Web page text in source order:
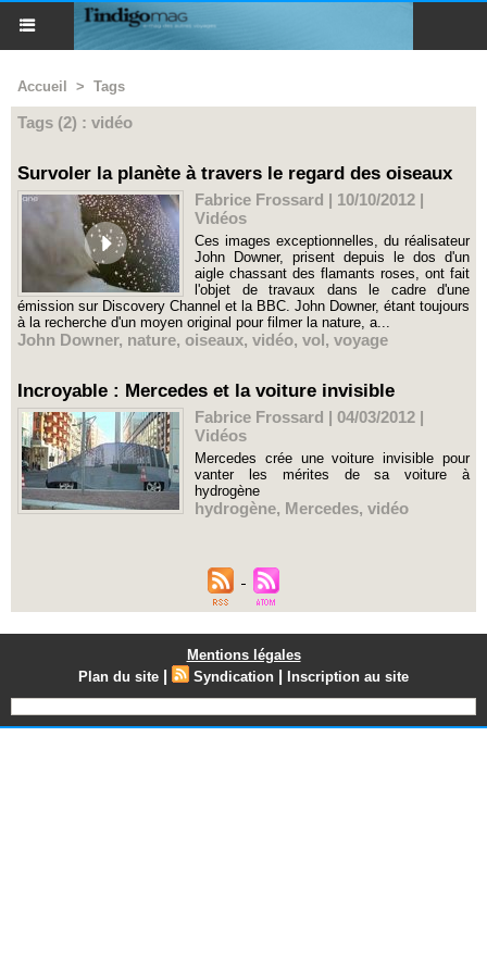
Accueil > Tags
Tags (2) : vidéo
Survoler la planète à travers le regard des oiseaux
Fabrice Frossard | 10/10/2012 |
Vidéos
Ces images exceptionnelles, du réalisateur
John Downer, prisent depuis le dos d'un
aigle chassant des flamants roses, ont fait
l'objet de travaux dans le cadre d'une
émission sur Discovery Channel et la BBC. John Downer, étant toujours
à la recherche d'un moyen original pour filmer la nature, a...
John Downer, nature, oiseaux, vidéo, vol, voyage
Incroyable : Mercedes et la voiture invisible
Fabrice Frossard | 04/03/2012 |
Vidéos
Mercedes crée une voiture invisible pour
vanter les mérites de sa voiture à
hydrogène
hydrogène, Mercedes, vidéo
Mentions légales
Plan du site | Syndication | Inscription au site